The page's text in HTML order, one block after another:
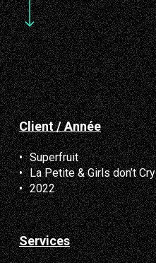
Client / Année
Superfruit
La Petite & Girls don’t Cry
2022
Services